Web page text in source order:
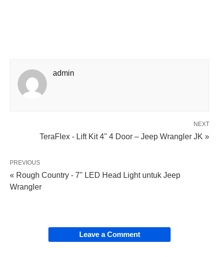
admin
NEXT
TeraFlex - Lift Kit 4" 4 Door – Jeep Wrangler JK »
PREVIOUS
« Rough Country - 7" LED Head Light untuk Jeep
Wrangler
Leave a Comment